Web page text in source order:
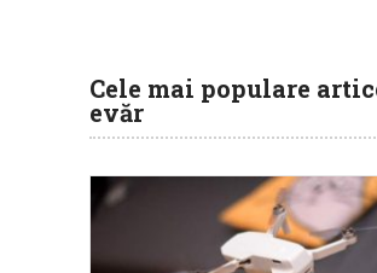
Cele mai populare
evăr